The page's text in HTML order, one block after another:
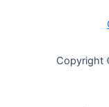
Copyright